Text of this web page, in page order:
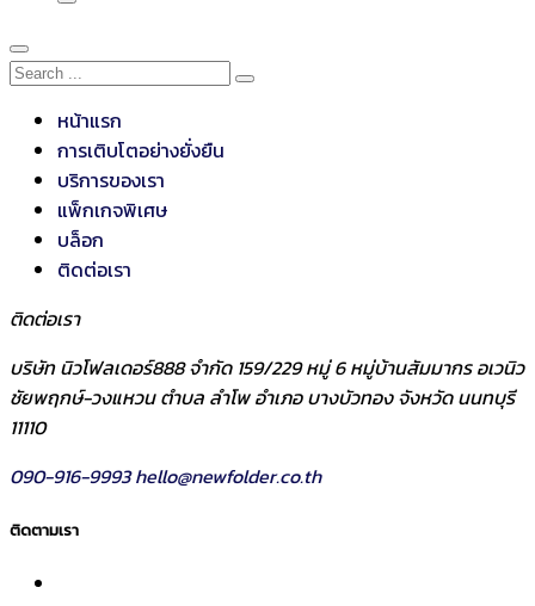
หน้าแรก
การเติบโตอย่างยั่งยืน
บริการของเรา
แพ็กเกจพิเศษ
บล็อก
ติดต่อเรา
ติดต่อเรา
บริษัท นิวโฟลเดอร์888 จำกัด 159/229 หมู่ 6 หมู่บ้านสัมมากร อเวนิว
ชัยพฤกษ์-วงแหวน ตำบล ลำโพ อำเภอ บางบัวทอง จังหวัด นนทบุรี
11110
090-916-9993hello@newfolder.co.th
ติดตามเรา